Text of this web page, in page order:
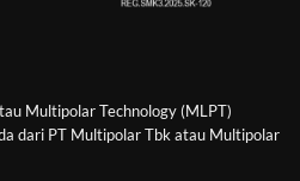
Multipolar Technology (MLPT)
dari PT Multipolar Tbk atau Multipolar